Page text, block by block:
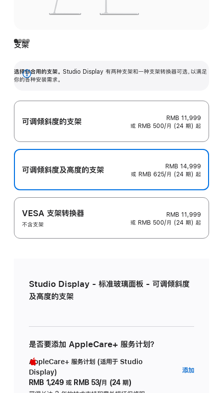
支架
选择你合用的支架。 Studio Display 有两种支架和一种支架转换器可选，以满足
你的各种安装需求。
展
可调倾斜度的支架
RMB 11,999
或 RMB 500/月 (24 期) 起
可调倾斜度及高‍度的支‍架
RMB 14,999
或 RMB 625/月 (24 期) 起
VESA 支架转换器
不含支架
RMB 11,999
或 RMB 500/月 (24 期) 起
Studio Display - 标准玻璃面板 - 可调倾斜度
及高度的支架
是否要添加 AppleCare+ 服务计划？
AppleCare+ 服务计划 (适用于 Studio
Display)
RMB 1,249 或 RMB 53/月 (24 期)
添加